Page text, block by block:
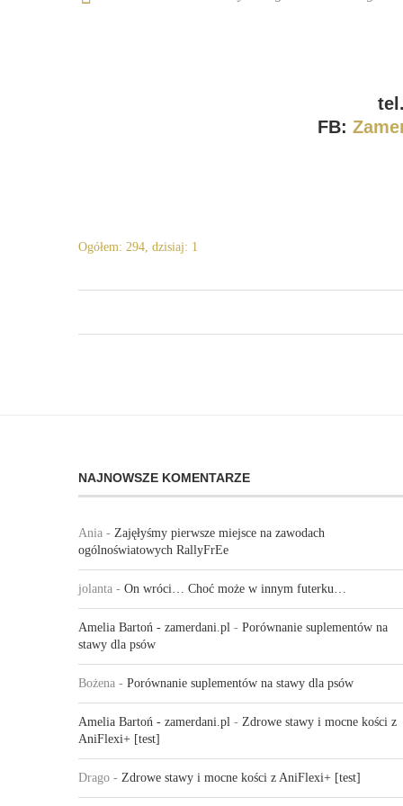
FB:
Ogółem: 294, dzisiaj: 1
NAJNOWSZE KOMENTARZE
Ania - Zajęłyśmy pierwsze miejsce na zawodach
ogólnoświatowych RallyFrEe
jolanta - On wróci… Choć może w innym futerku…
Amelia Bartoń - zamerdani.pl - Porównanie suplementów na
stawy dla psów
Bożena - Porównanie suplementów na stawy dla psów
Amelia Bartoń - zamerdani.pl - Zdrowe stawy i mocne kości z
AniFlexi+ [test]
Drago - Zdrowe stawy i mocne kości z AniFlexi+ [test]